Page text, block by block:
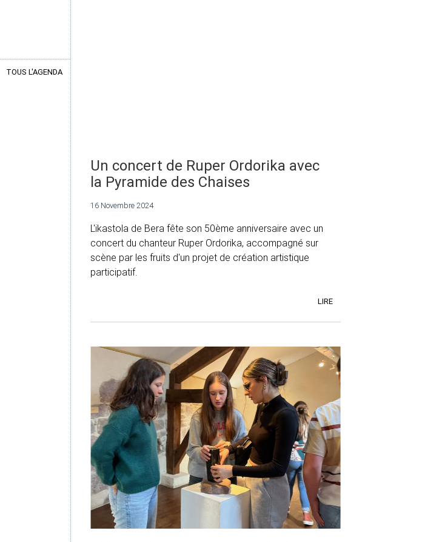
TOUS L'AGENDA
Un concert de Ruper Ordorika avec
la Pyramide des Chaises
16 Novembre 2024
L'ikastola de Bera fête son 50ème anniversaire avec un
concert du chanteur Ruper Ordorika, accompagné sur
scène par les fruits d'un projet de création artistique
participatif.
LIRE